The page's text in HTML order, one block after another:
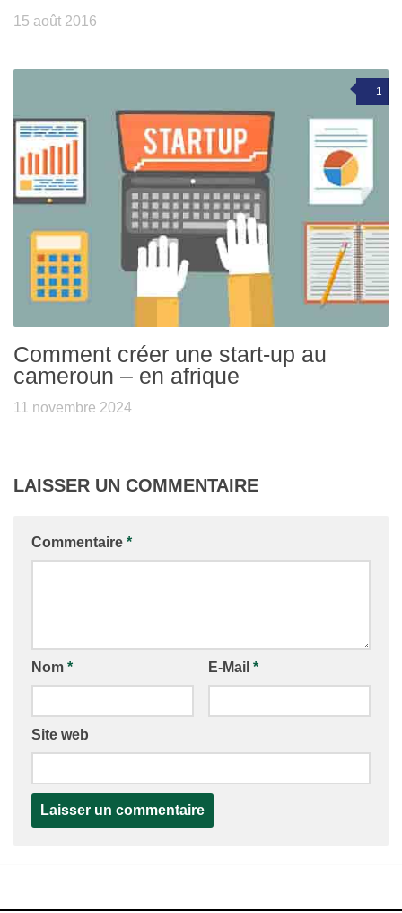
15 août 2016
1
Comment créer une start-up au
cameroun – en afrique
11 novembre 2024
LAISSER UN COMMENTAIRE
Commentaire *
Nom * E-Mail *
Site web